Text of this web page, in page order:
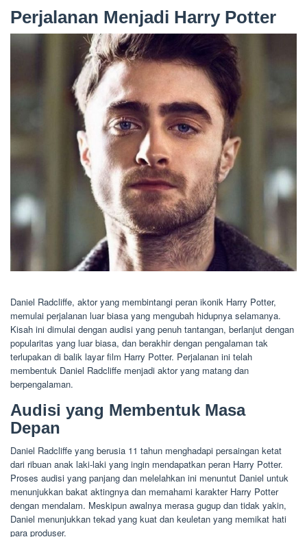
Perjalanan Menjadi Harry Potter
Daniel Radcliffe, aktor yang membintangi peran ikonik Harry Potter,
memulai perjalanan luar biasa yang mengubah hidupnya selamanya.
Kisah ini dimulai dengan audisi yang penuh tantangan, berlanjut dengan
popularitas yang luar biasa, dan berakhir dengan pengalaman tak
terlupakan di balik layar film Harry Potter. Perjalanan ini telah
membentuk Daniel Radcliffe menjadi aktor yang matang dan
berpengalaman.
Audisi yang Membentuk Masa
Depan
Daniel Radcliffe yang berusia 11 tahun menghadapi persaingan ketat
dari ribuan anak laki-laki yang ingin mendapatkan peran Harry Potter.
Proses audisi yang panjang dan melelahkan ini menuntut Daniel untuk
menunjukkan bakat aktingnya dan memahami karakter Harry Potter
dengan mendalam. Meskipun awalnya merasa gugup dan tidak yakin,
Daniel menunjukkan tekad yang kuat dan keuletan yang memikat hati
para produser.